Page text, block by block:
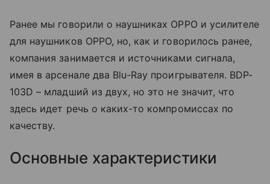
Ранее мы говорили о наушниках OPPO и усилителе
для наушников OPPO, но, как и говорилось ранее,
компания занимается и источниками сигнала,
имея в арсенале два Blu-Ray проигрывателя. BDP-
103D – младший из двух, но это не значит, что
здесь идет речь о каких-то компромиссах по
качеству.
Основные характеристики